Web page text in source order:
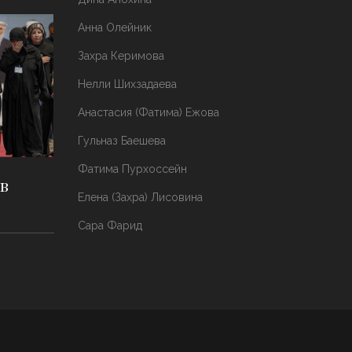
Анна Олейник
Захра Керимова
Нелли Шихзадаева
Анастасия (Фатима) Ежова
Гульназ Баешева
Фатима Пурхоссейн
Елена (Захра) Лисовина
Сара Фарид